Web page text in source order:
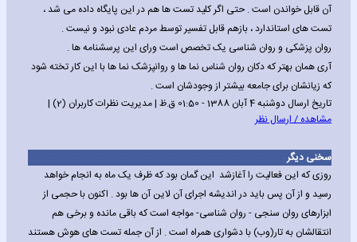
آن قابل خواندن است . حتی اگر کلید تست ها هم در این پایگاه داده می شد ،
تست های استاندارد ، بازهم قابل تفسیر توسط مردم عادی نبود و نیست .
روان پزشکی و روان شناسی یک تخصص است ورای این پرسشنامه ها .
آری همان بهتر که دکان روان شناس نما ها و روانپزشک نما ها با این کار تخته شود
که زیانشان برای جامعه بیشتر از وجودشان است .
تاریخ ارسال دوشنبه 4 آبان 1388 - 01:50 ق.ظ | مدیریت نظرات کاربران (2) |
مشاهده / ارسال نظر
سخنی دیگر
روزی که این فعالیت را آغازشد این گمان بود که ظرف یک ماه به انجام خواهد
رسید و از آن پس باید در اندیشه اجرای آن لاین آن ها بود . اکنون با حجمی از
ابزارهای روان سنجی - روان شناسی- مواجه است که باقی مانده و برخی هم
انتقالشان به تار(وب) با دشواری همراه است . از آن جمله تست های هوش هستند